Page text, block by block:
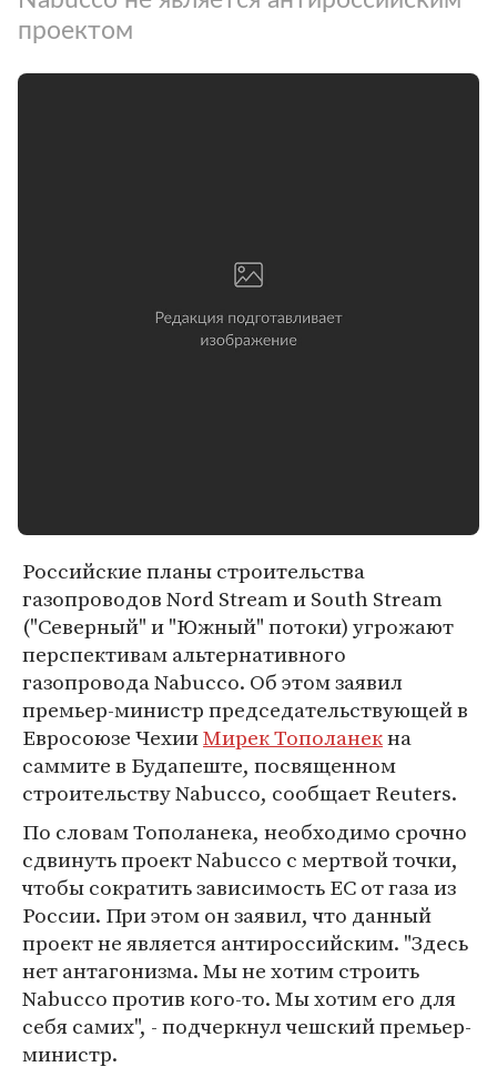
проектом
Российские планы строительства
газопроводов Nord Stream и South Stream
("Северный" и "Южный" потоки) угрожают
перспективам альтернативного
газопровода Nabucco. Об этом заявил
премьер-министр председательствующей в
Евросоюзе ЧехииМирек Тополанекна
саммите в Будапеште, посвященном
строительству Nabucco, сообщает Reuters.
По словам Тополанека, необходимо срочно
сдвинуть проект Nabucco c мертвой точки,
чтобы сократить зависимость ЕС от газа из
России. При этом он заявил, что данный
проект не является антироссийским. "Здесь
нет антагонизма. Мы не хотим строить
Nabucco против кого-то. Мы хотим его для
себя самих", - подчеркнул чешский премьер-
министр.